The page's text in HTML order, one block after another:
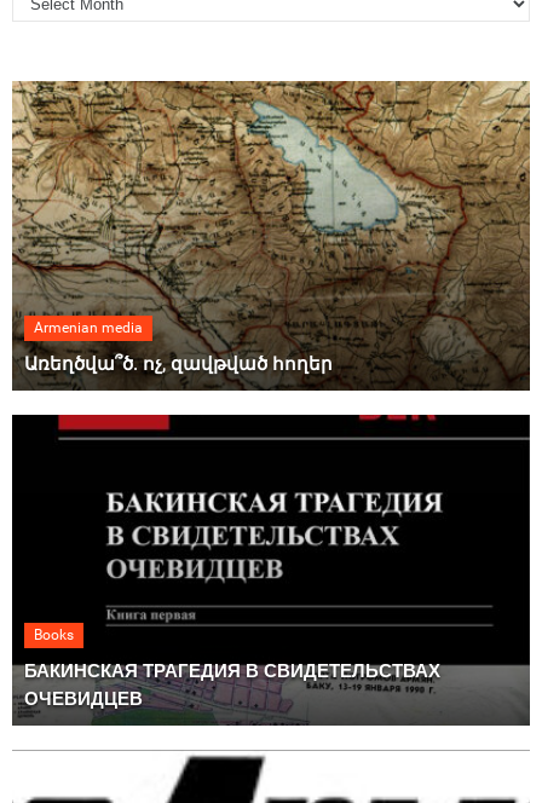
Armenian media
Առեղծվա՞ծ. ոչ, զավթված հողեր
Books
БАКИНСКАЯ ТРАГЕДИЯ В СВИДЕТЕЛЬСТВАХ
ОЧЕВИДЦЕВ